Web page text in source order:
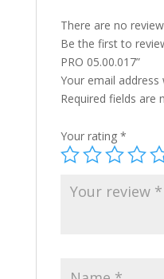
There are no
Be the first to
PRO 05.00.017”
Your email address
Required fields are
Your rating *